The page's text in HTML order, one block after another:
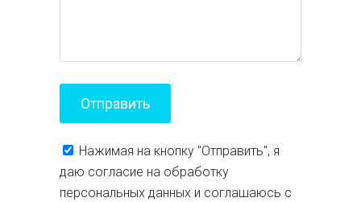
Нажимая на кнопку "Отправить", я
даю согласие на обработку
персональных данных и соглашаюсь с